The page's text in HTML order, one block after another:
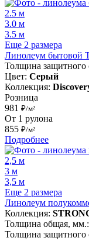
2.5 м
3.0 м
3.5 м
Еще 2 размера
Линолеум бытовой
Толщина защитного
Цвет: Серый
Коллекция:
Розница
981 ₽/м²
От 1 рулона
855 ₽/м²
Подробнее
2,5 м
3 м
3,5 м
Еще 2 размера
Линолеум
Коллекция:
Толщина общая, мм.:
Толщина защитного